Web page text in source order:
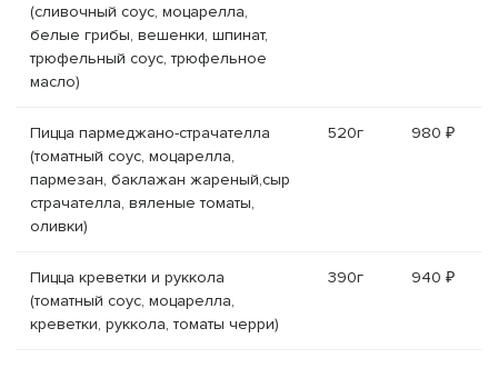
(сливочный соус, моцарелла,
белые грибы, вешенки, шпинат,
трюфельный соус, трюфельное
масло)
Пицца пармеджано-страчателла
(томатный соус, моцарелла,
пармезан, баклажан жареный,сыр
страчателла, вяленые томаты,
оливки)
520г 980 ₽
Пицца креветки и руккола
(томатный соус, моцарелла,
креветки, руккола, томаты черри)
390г 940 ₽